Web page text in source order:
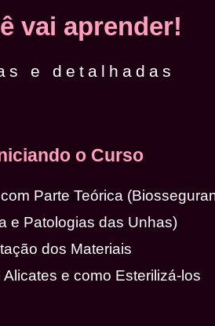
vai aprender!
e detalhadas
o Curso
Parte Teórica
e Patologias das Unhas)
dos Materiais
Alicates e como Esterilizá-los